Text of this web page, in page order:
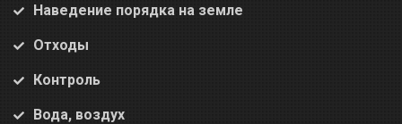
Наведение порядка на земле
Отходы
Контроль
Вода, воздух